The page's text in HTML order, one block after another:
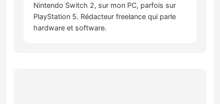
Nintendo Switch 2, sur mon PC, parfois sur
PlayStation 5. Rédacteur freelance qui parle
hardware et software.